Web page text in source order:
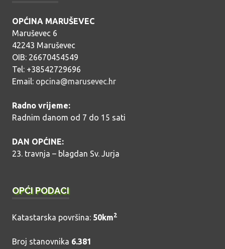
OPĆINA MARUŠEVEC
Maruševec 6
42243 Maruševec
OIB: 26670454549
Tel: +38542729696
Email: opcina@marusevec.hr
Radno vrijeme:
Radnim danom od 7 do 15 sati
DAN OPĆINE:
23. travnja – blagdan Sv. Jurja
OPĆI PODACI
Katastarska površina: 50km2
Broj stanovnika 6.381